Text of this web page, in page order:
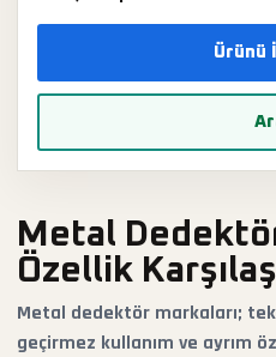
Ürünü
Metal
Özellik
Metal dedektör markaları;
geçirmez kullanım ve ayrım